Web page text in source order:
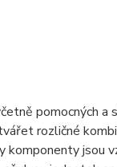
pomocných a
rozličné
jsou